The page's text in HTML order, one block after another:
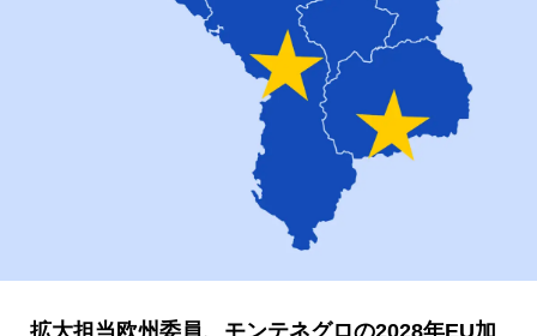
拡大担当欧州委員、モンテネグロの2028年EU加